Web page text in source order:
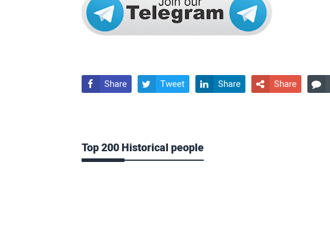
 Share  Tweet  Share  Share 
Top 200 Historical people